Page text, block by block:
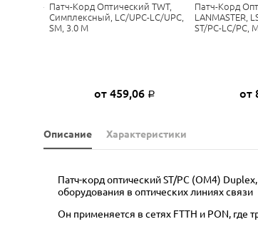
SC(UPC)-
Патч-Корд Оптический TWT,
Симплексный, LC/UPC-LC/UPC,
SM, 3.0 М
от 459,06 Р
Патч-Корд
LANMASTER,
ST/PC-LC/PC,
от
Описание Характеристики
Патч-корд оптический ST/PC (OM4)
оборудования в оптических линиях связи
Он применяется в сетях FTTH и PON,